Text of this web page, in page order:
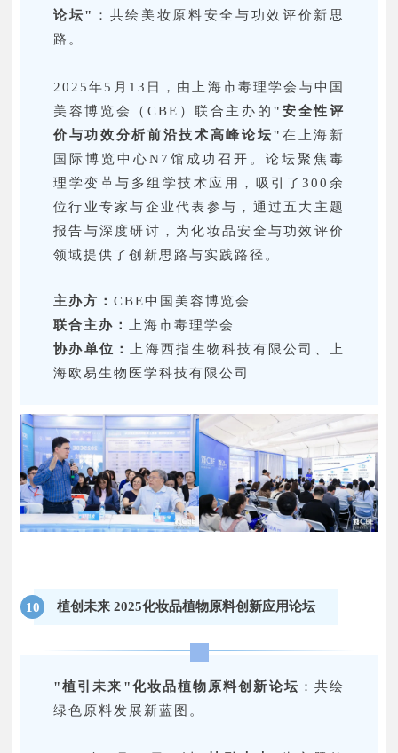
论坛"
：共绘美妆原料安全与功效评价新思
路。
2025年5月13日，由上海市毒理学会与中国
美容博览会（CBE）联合主办的 "安全性评
价与功效分析前沿技术高峰论坛" 在上海新
国际博览中心N7馆成功召开。论坛聚焦毒
理学变革与多组学技术应用，吸引了300余
位行业专家与企业代表参与，通过五大主题
报告与深度研讨，为化妆品安全与功效评价
领域提供了创新思路与实践路径。
主办方：CBE中国美容博览会
联合主办：
上海市毒理学会
协办单位：
上海西指生物科技有限公司、上
海欧易生物医学科技有限公司
10 植创未来 2025化妆品植物原料创新应用论坛
"植引未来"化妆品植物原料创新论坛 ：共绘
绿色原料发展新蓝图。